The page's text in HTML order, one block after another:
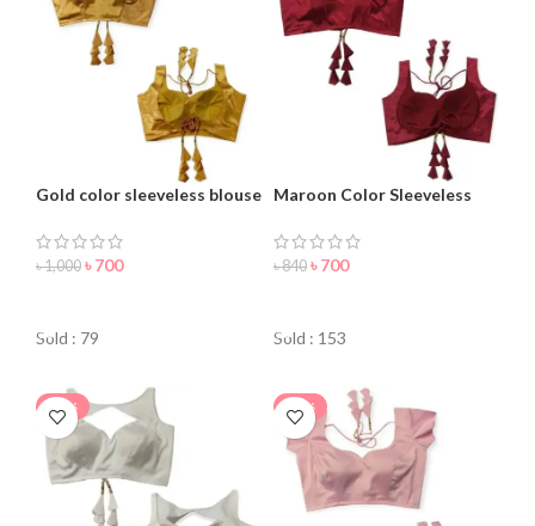
Gold color sleeveless blouse
৳1,000 ৳700
Sold : 79
Maroon Color Sleeveless
৳840 ৳700
Sold : 153
-36% -20%